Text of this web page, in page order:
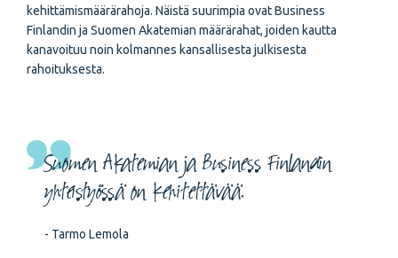
kehittämismäärärahoja. Näistä suurimpia ovat Business
Finlandin ja Suomen Akatemian määrärahat, joiden kautta
kanavoituu noin kolmannes kansallisesta julkisesta
rahoituksesta.
Suomen Akatemian ja Business Finlandin
yhteistyössä on kehitettävää.
- Tarmo Lemola